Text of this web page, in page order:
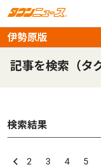
伊勢原版
記事を検索（タ
検索結果
2 3 4 5